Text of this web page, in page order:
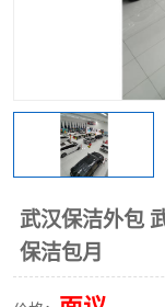
武汉保洁外包
保洁包月